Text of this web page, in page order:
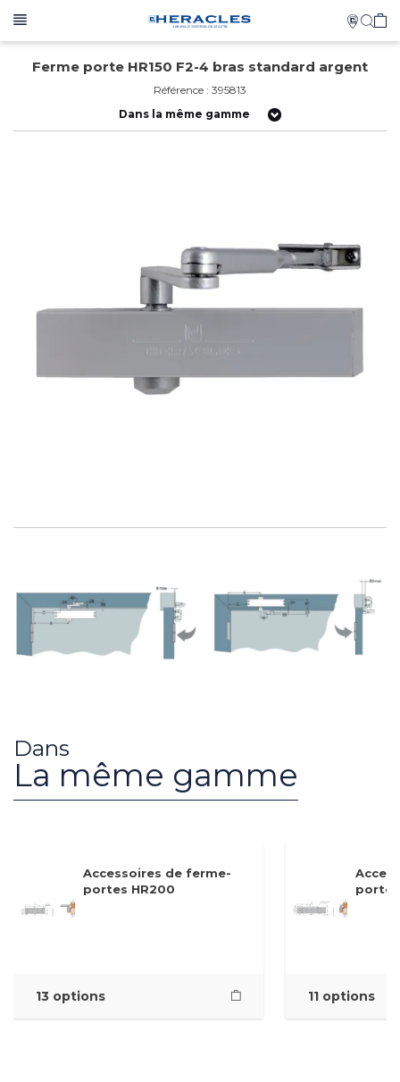
Ferme porte HR150 F2-4 bras standard argent
Référence : 395813
Dans la même gamme
Dans
La même gamme
Accessoires de ferme-
portes HR200
13 options 11 options